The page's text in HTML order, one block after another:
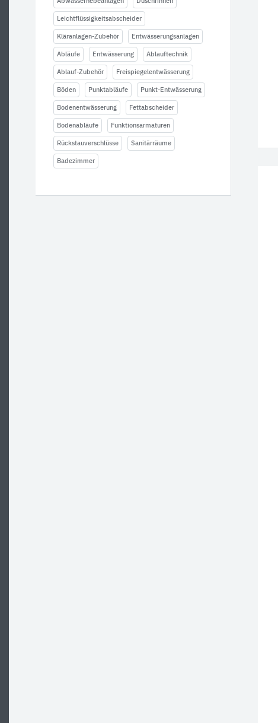
Leichtflüssigkeitsabscheider
Kläranlagen-Zubehör Entwässerungsanlagen
Abläufe Entwässerung Ablauftechnik
Ablauf-Zubehör Freispiegelentwässerung
Böden Punktabläufe Punkt-Entwässerung
Bodenentwässerung Fettabscheider
Bodenabläufe Funktionsarmaturen
Rückstauverschlüsse Sanitärräume
Badezimmer